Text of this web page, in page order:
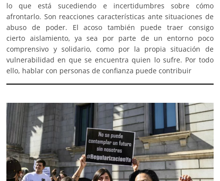
lo que está sucediendo e incertidumbres sobre cómo
afrontarlo. Son reacciones características ante situaciones de
abuso de poder. El acoso también puede traer consigo
cierto aislamiento, ya sea por parte de un entorno poco
comprensivo y solidario, como por la propia situación de
vulnerabilidad en que se encuentra quien lo sufre. Por todo
ello, hablar con personas de confianza puede contribuir